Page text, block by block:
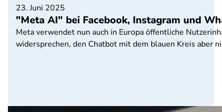
23. Juni 2025
"Meta AI" bei Facebook, Instagram und
Meta verwendet nun auch in Europa öffentliche
widersprechen, den Chatbot mit dem blauen Kreis aber